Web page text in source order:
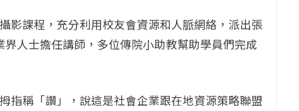
影課程，充分利用校友會資源和人脈網絡，派出張
人士擔任講師，多位傳院小助教幫助學員們完成
指稱「讚」，說這是社會企業跟在地資源策略聯盟